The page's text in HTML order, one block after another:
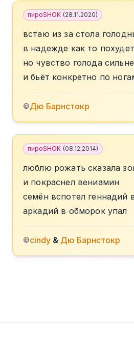
пироSHOK (28.11.2020)
встаю из за стола
в надежде как то
но чувство голода
и бьёт конкретно по
©Дю Барнстокр
пироSHOK (08.12.2014)
люблю рожать сказала
и покраснел вениамин
семён вспотел геннадий
аркадий в обморок упал
©cindy & Дю Барнстокр